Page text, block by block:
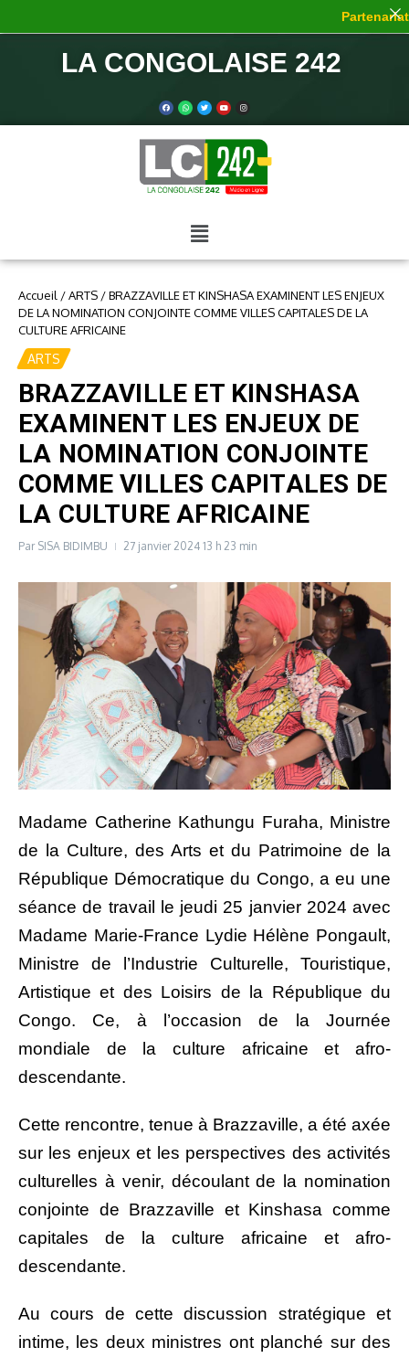
LA CONGOLAISE 242
Accueil /ARTS /BRAZZAVILLE ET KINSHASA EXAMINENT LES ENJEUX
DE LA NOMINATION CONJOINTE COMME VILLES CAPITALES DE LA
CULTURE AFRICAINE
ARTS
BRAZZAVILLE ET KINSHASA
EXAMINENT LES ENJEUX DE
LA NOMINATION CONJOINTE
COMME VILLES CAPITALES DE
LA CULTURE AFRICAINE
Par SISA BIDIMBU 27 janvier 2024 13 h 23 min
Madame Catherine Kathungu Furaha, Ministre
de la Culture, des Arts et du Patrimoine de la
République Démocratique du Congo, a eu une
séance de travail le jeudi 25 janvier 2024 avec
Madame Marie-France Lydie Hélène Pongault,
Ministre de l’Industrie Culturelle, Touristique,
Artistique et des Loisirs de la République du
Congo. Ce, à l’occasion de la Journée
mondiale de la culture africaine et afro-
descendante.
Cette rencontre, tenue à Brazzaville, a été axée
sur les enjeux et les perspectives des activités
culturelles à venir, découlant de la nomination
conjointe de Brazzaville et Kinshasa comme
capitales de la culture africaine et afro-
descendante.
Au cours de cette discussion stratégique et
intime, les deux ministres ont planché sur des
Partenariat